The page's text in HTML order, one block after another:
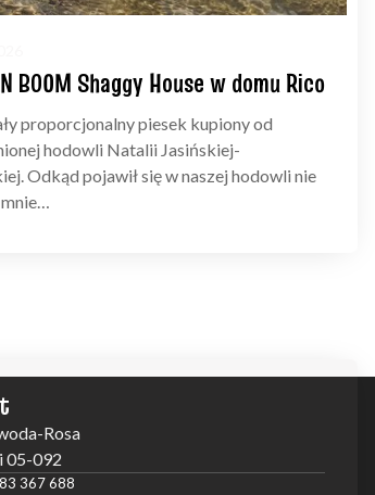
BOOM Shaggy House w domu Rico
proporcjonalny piesek kupiony od
hodowli Natalii Jasińskiej-
Odkąd pojawił się w naszej hodowli nie
Rosa
05-092
367 688